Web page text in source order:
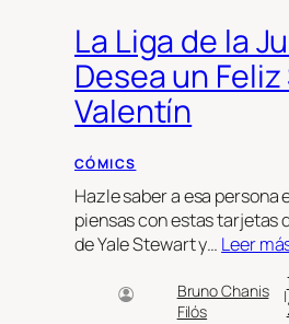
La Liga de la
Desea un Feliz
Valentín
CÓMICS
Hazle saber a esa persona
piensas con estas tarjetas
de Yale Stewart y… Leer
Bruno Chanis
Filós
|